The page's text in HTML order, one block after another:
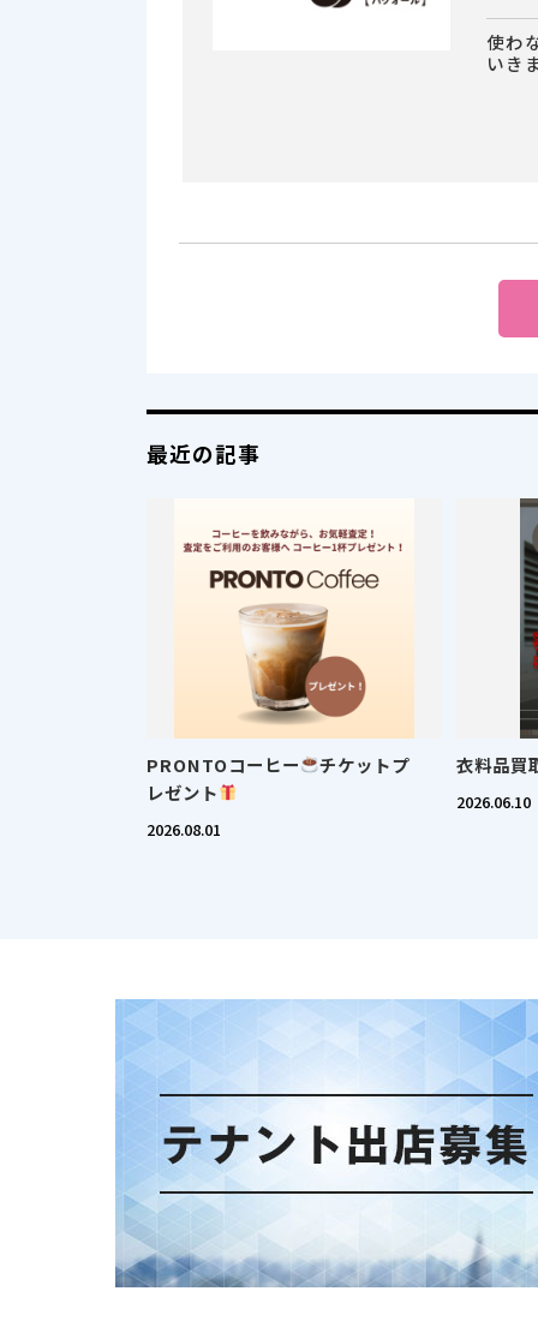
使わ
いき
最近の記事
PRONTOコーヒー
チケットプ
レゼント
2026.08.01
衣料品買
2026.06.10